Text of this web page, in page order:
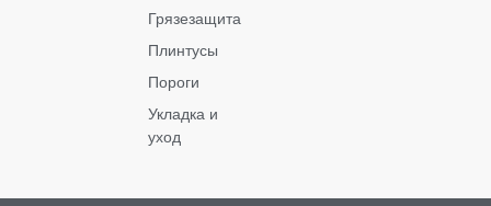
Грязезащита
Плинтусы
Пороги
Укладка и
уход